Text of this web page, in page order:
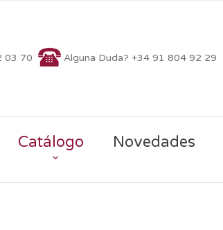
03 70 Alguna Duda? +34 91 804 92 29
Catálogo Novedades